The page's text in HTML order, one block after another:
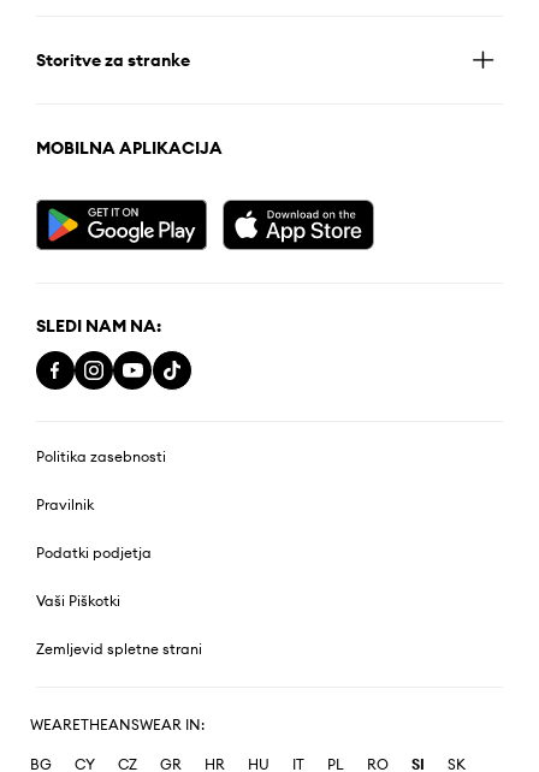
Storitve za stranke
MOBILNA APLIKACIJA
SLEDI NAM NA:
Politika zasebnosti
Pravilnik
Podatki podjetja
Vaši Piškotki
Zemljevid spletne strani
WEARETHEANSWEAR IN:
BG CY CZ GR HR HU IT PL RO SI SK